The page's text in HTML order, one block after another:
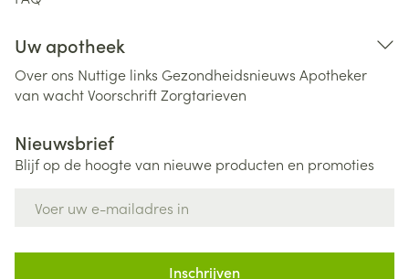
Uw apotheek
Over ons Nuttige links Gezondheidsnieuws Apotheker
van wachtVoorschriftZorgtarieven
Nieuwsbrief
Blijf op de hoogte van nieuwe producten en promoties
Inschrijven